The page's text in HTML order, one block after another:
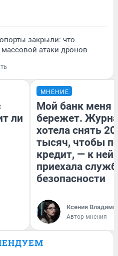
закрыли: что
атаки дронов
ли
МНЕНИЕ
Мой банк меня
бережет.
хотела снять
тысяч, чтобы
кредит, — к
приехала
безопасности
Ксения
Автор мнения